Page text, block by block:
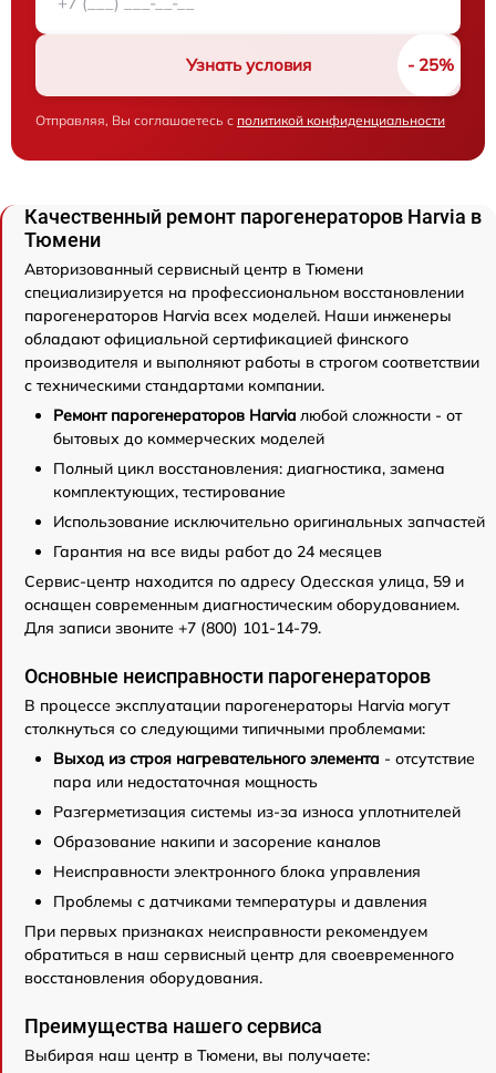
Узнать условия
Отправляя, Вы соглашаетесь с политикой конфиденциальности
Качественный ремонт парогенераторов Harvia в
Тюмени
Авторизованный сервисный центр в Тюмени
специализируется на профессиональном восстановлении
парогенераторов Harvia всех моделей. Наши инженеры
обладают официальной сертификацией финского
производителя и выполняют работы в строгом соответствии
с техническими стандартами компании.
Ремонт парогенераторов Harvia любой сложности - от
бытовых до коммерческих моделей
Полный цикл восстановления: диагностика, замена
комплектующих, тестирование
Использование исключительно оригинальных запчастей
Гарантия на все виды работ до 24 месяцев
Сервис-центр находится по адресу Одесская улица, 59 и
оснащен современным диагностическим оборудованием.
Для записи звоните +7 (800) 101-14-79.
Основные неисправности парогенераторов
В процессе эксплуатации парогенераторы Harvia могут
столкнуться со следующими типичными проблемами:
Выход из строя нагревательного элемента - отсутствие
пара или недостаточная мощность
Разгерметизация системы из-за износа уплотнителей
Образование накипи и засорение каналов
Неисправности электронного блока управления
Проблемы с датчиками температуры и давления
При первых признаках неисправности рекомендуем
обратиться в наш сервисный центр для своевременного
восстановления оборудования.
Преимущества нашего сервиса
Выбирая наш центр в Тюмени, вы получаете: